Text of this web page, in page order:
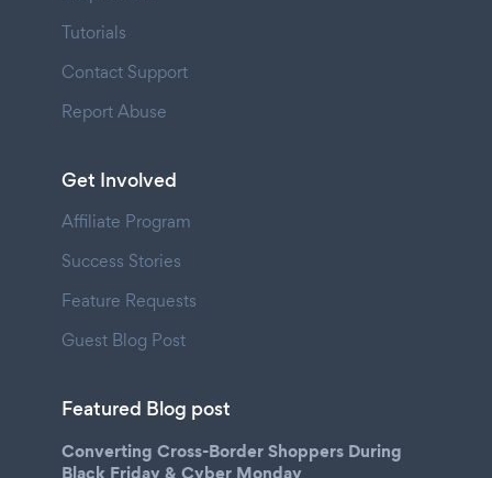
Tutorials
Contact Support
Report Abuse
Get Involved
Affiliate Program
Success Stories
Feature Requests
Guest Blog Post
Featured Blog post
Converting Cross-Border Shoppers During
Black Friday & Cyber Monday